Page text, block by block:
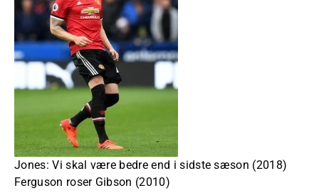
Jones: Vi skal være bedre end i sidste sæson (2018)
Ferguson roser Gibson (2010)